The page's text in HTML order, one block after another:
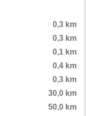
0,3 km
0,3 km
0,1 km
0,4 km
0,3 km
30,0 km
50,0 km